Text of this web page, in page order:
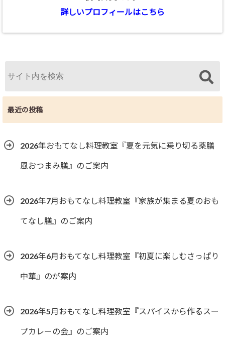
詳しいプロフィールはこちら
最近の投稿
2026年おもてなし料理教室『夏を元気に乗り切る薬膳
風おつまみ膳』のご案内
2026年7月おもてなし料理教室『家族が集まる夏のおも
てなし膳』のご案内
2026年6月おもてなし料理教室『初夏に楽しむさっぱり
中華』のが案内
2026年5月おもてなし料理教室『スパイスから作るスー
プカレーの会』のご案内